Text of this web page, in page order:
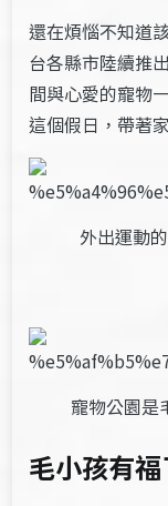
還在煩惱不知道
台各縣市陸續推
間與心愛的寵物
這個假日，帶著
外出運動
寵物公園
毛小孩有福